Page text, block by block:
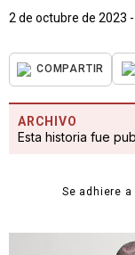
2 de octubre de 2023
COMPARTIR
ARCHIVO
Esta historia fue
Se adhiere